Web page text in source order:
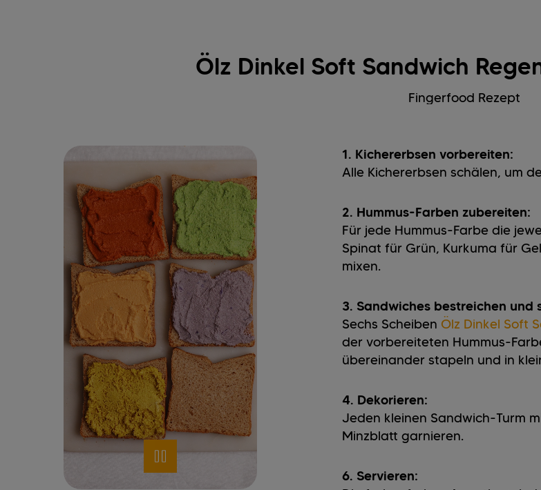
Ölz Dinkel Soft Sandwich
Fingerfood Rezept
1. Kichererbsen vorbereiten:
Alle Kichererbsen schälen, um
2. Hummus-Farben zubereiten:
Für jede Hummus-Farbe die
Spinat für Grün, Kurkuma für
mixen.
3. Sandwiches bestreichen und
Sechs Scheiben Ölz Dinkel Soft
der vorbereiteten Hummus-
übereinander stapeln und in
4. Dekorieren:
Jeden kleinen Sandwich-Turm
Minzblatt garnieren.
6. Servieren: